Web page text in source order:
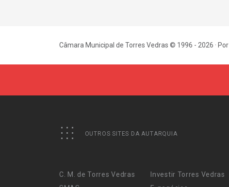
Câmara Municipal de Torres Vedras © 1996 - 2026 · Por
OUTROS SITES DA AUTARQUIA
C. M. de Torres Vedras
Investir Torres Vedras